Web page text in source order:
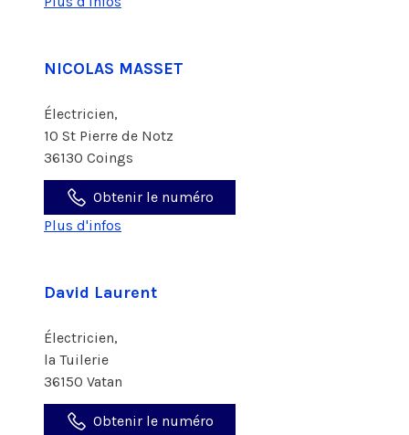
NICOLAS MASSET
Électricien,
10 St Pierre de Notz
36130 Coings
Obtenir le numéro
Plus d'infos
David Laurent
Électricien,
la Tuilerie
36150 Vatan
Obtenir le numéro